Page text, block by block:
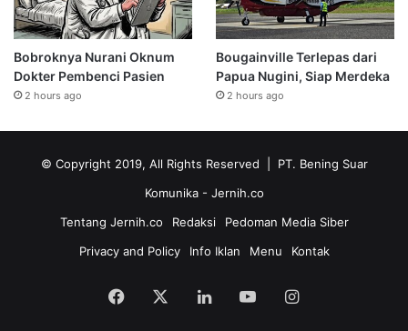
Bobroknya Nurani Oknum
Dokter Pembenci Pasien
2 hours ago
Bougainville Terlepas dari
Papua Nugini, Siap Merdeka
2 hours ago
© Copyright 2019, All Rights Reserved | PT. Bening Suar
Komunika - Jernih.co
Tentang Jernih.co
Redaksi
Pedoman Media Siber
Privacy and Policy
Info Iklan Menu Kontak
Facebook LinkedInYouTubeInstagram